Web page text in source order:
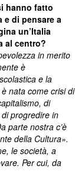
hanno fatto
e di pensare a
un’Italia
al centro?
in merito
è
e la
nata come crisi di
di
progredire in
parte nostra c’è
della Cultura».
le società, a
Per cui, da